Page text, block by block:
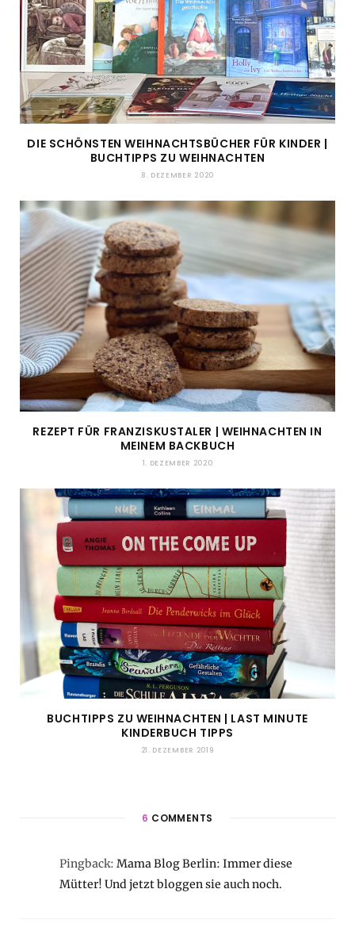
DIE SCHÖNSTEN WEIHNACHTSBÜCHER FÜR KINDER |
BUCHTIPPS ZU WEIHNACHTEN
8. DEZEMBER 2020
REZEPT FÜR FRANZISKUSTALER | WEIHNACHTEN IN
MEINEM BACKBUCH
1. DEZEMBER 2020
BUCHTIPPS ZU WEIHNACHTEN | LAST MINUTE
KINDERBUCH TIPPS
21. DEZEMBER 2019
6 COMMENTS
Pingback: Mama Blog Berlin: Immer diese
Mütter! Und jetzt bloggen sie auch noch.